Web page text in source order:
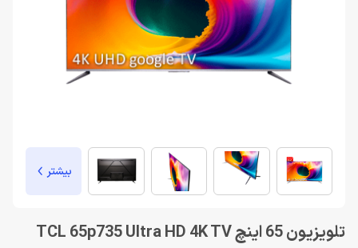
بیشتر
تلویزیون 65 اینچ TCL 65p735 Ultra HD 4K TV